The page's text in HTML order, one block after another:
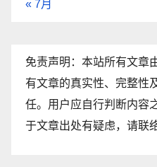
« 7月
免责声明：本站所有文章
有文章的真实性、完整性
任。用户应自行判断内容
于文章出处有疑虑，请联